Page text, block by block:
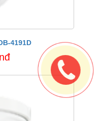
4191D